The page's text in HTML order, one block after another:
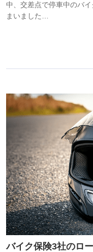
中、交差点で停車中のバ
まいました…
バイク保険3社のロ